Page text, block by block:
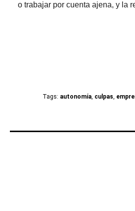
o trabajar por cuenta ajena, y la
Tags: autonomía, culpas,